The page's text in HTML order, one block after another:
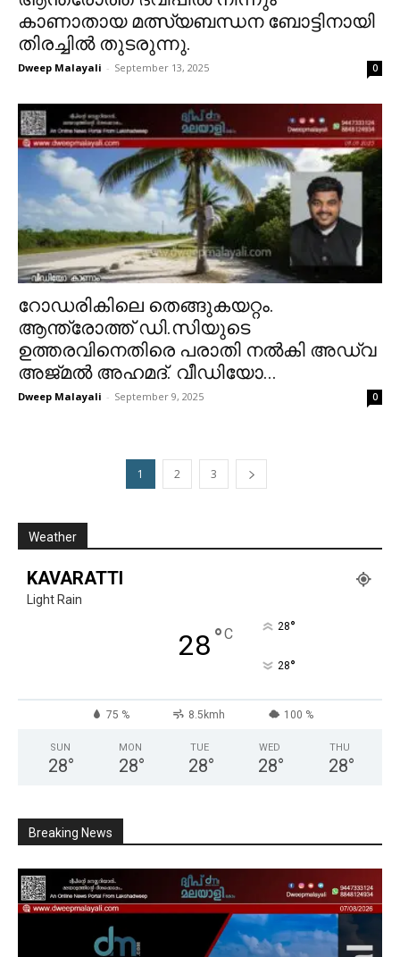
കാണാതായ മത്സ്യബന്ധന ബോട്ടിനായി
തിരച്ചിൽ തുടരുന്നു.
Dweep Malayali - September 13, 2025 0
റോഡരികിലെ തെങ്ങുകയറ്റം.
ആന്ത്രോത്ത് ഡി.സിയുടെ
ഉത്തരവിനെതിരെ പരാതി നൽകി അഡ്വ
അജ്മൽ അഹമദ്. വീഡിയോ...
Dweep Malayali - September 9, 2025 0
1 2 3
Weather
KAVARATTI
Light Rain
28°C 28°
28°
75 % 8.5kmh 100 %
SUN
28°
MON
28°
TUE
28°
WED
28°
THU
28°
Breaking News